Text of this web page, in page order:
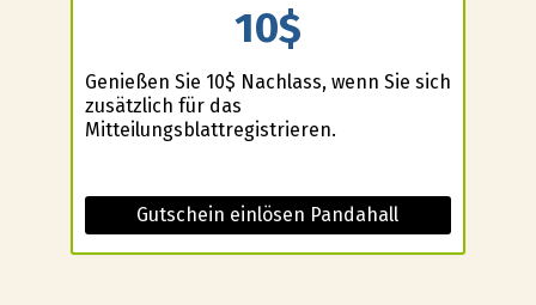
10$
Genießen Sie 10$ Nachlass, wenn Sie sich
zusätzlich für das
Mitteilungsblattregistrieren.
Gutschein einlösen Pandahall